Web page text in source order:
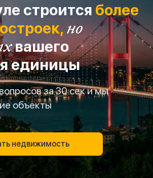
строится более
но
вашего
единицы
за 30 сек и мы
объекты
недвижимость